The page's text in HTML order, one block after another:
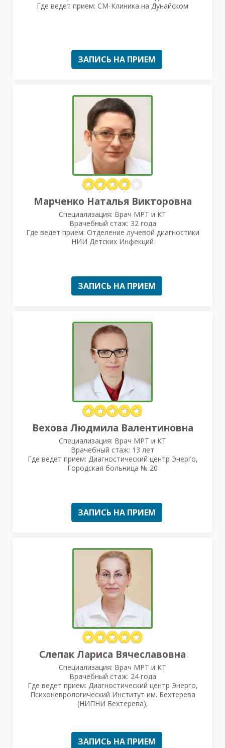
Где ведет прием: СМ-Клиника на Дунайском
ЗАПИСЬ НА ПРИЕМ
Марченко Наталья Викторовна
Специализация: Врач МРТ и КТ
Врачебный стаж: 32 года
Где ведет прием: Отделение лучевой диагностики
НИИ Детских Инфекций
ЗАПИСЬ НА ПРИЕМ
Вехова Людмила Валентиновна
Специализация: Врач МРТ и КТ
Врачебный стаж: 13 лет
Где ведет прием: Диагностический центр Энерго,
Городская больница № 20
ЗАПИСЬ НА ПРИЕМ
Слепак Лариса Вячеславовна
Специализация: Врач МРТ и КТ
Врачебный стаж: 24 года
Где ведет прием: Диагностический центр Энерго,
Психоневрологический Институт им. Бехтерева
(НИПНИ Бехтерева),
ЗАПИСЬ НА ПРИЕМ